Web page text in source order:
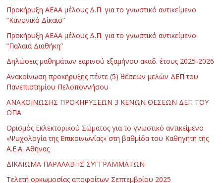
Προκήρυξη ΑΕΑΑ μέλους Δ.Π. για το γνωστικό αντικείμενο
“Κανονικό Δίκαιο”
Προκήρυξη ΑΕΑΑ μέλους Δ.Π. για το γνωστικό αντικείμενο
“Παλαιά Διαθήκη”
Δηλώσεις μαθημάτων εαρινού εξαμήνου ακαδ. έτους 2025-2026
Ανακοίνωση προκήρυξης πέντε (5) θέσεων μελών ΔΕΠ του
Πανεπιστημίου Πελοποννήσου
ΑΝΑΚΟΙΝΩΣΗΣ ΠΡΟΚΗΡΥΞΕΩΝ 3 ΚΕΝΩΝ ΘΕΣΕΩΝ ΔΕΠ ΤΟΥ
ΟΠΑ
Ορισμός Εκλεκτορικού Σώματος για το γνωστικό αντικείμενο
«Ψυχολογία της Επικοινωνίας» στη βαθμίδα του Καθηγητή της
Α.Ε.Α. Αθήνας
ΔΙΚΑΙΩΜΑ ΠΑΡΑΛΑΒΗΣ ΣΥΓΓΡΑΜΜΑΤΩΝ
Τελετή ορκωμοσίας αποφοίτων Σεπτεμβρίου 2025